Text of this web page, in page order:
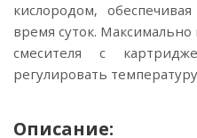
кислородом,
время суток.
смесителя с
регулировать
Описание: